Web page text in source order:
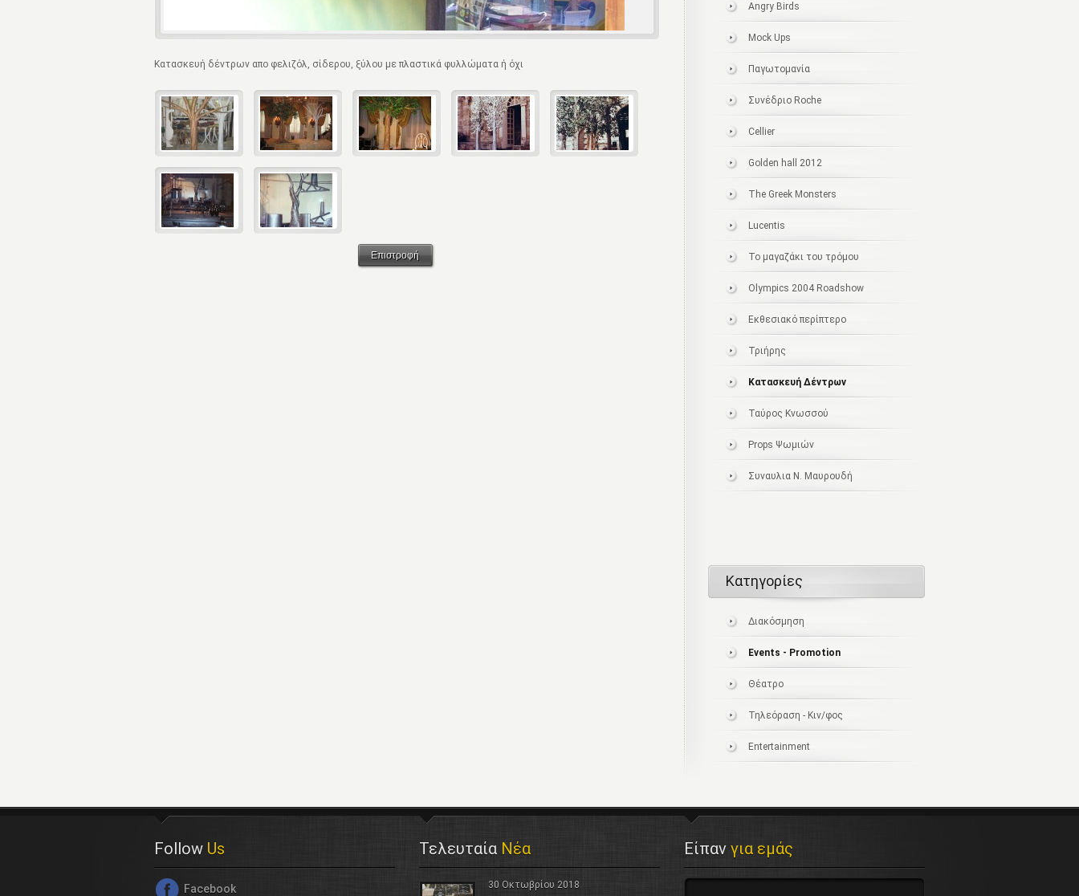
Κατασκευή δέντρων απο φελιζόλ, σίδερου, ξύλου με πλαστικά φυλλώματα ή όχι
Επιστροφή
Angry Birds
Mock Ups
Παγωτομανία
Συνέδριο Roche
Cellier
Golden hall 2012
The Greek Monsters
Lucentis
Το μαγαζάκι του τρόμου
Olympics 2004 Roadshow
Εκθεσιακό περίπτερο
Τριήρης
Κατασκευή Δέντρων
Ταύρος Κνωσσού
Props Ψωμιών
Συναυλια Ν. Μαυρουδή
Κατηγορίες
Διακόσμηση
Events - Promotion
Θέατρο
Τηλεόραση - Κιν/φος
Entertainment
Follow Us
Facebook
Τελευταία Νέα
30 Οκτωβρίου 2018
Είπαν για εμάς